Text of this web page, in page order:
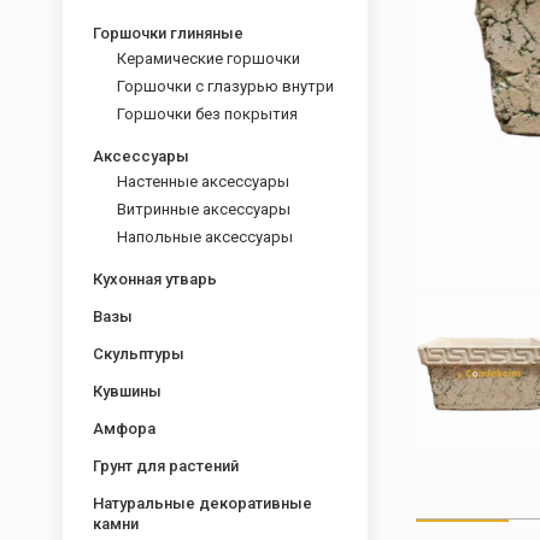
Горшочки глиняные
Керамические горшочки
Горшочки с глазурью внутри
Горшочки без покрытия
Аксессуары
Настенные аксессуары
Витринные аксессуары
Напольные аксессуары
Кухонная утварь
Вазы
Скульптуры
Кувшины
Амфора
Грунт для растений
Натуральные декоративные
камни